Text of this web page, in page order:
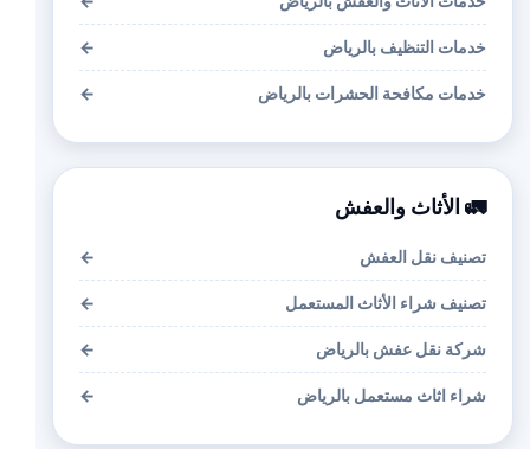
خدمات التنظيف بالرياض ←
خدمات مكافحة الحشرات بالرياض ←
🚛 الأثاث والعفش
تصنيف نقل العفش ←
تصنيف شراء الأثاث المستعمل ←
شركة نقل عفش بالرياض ←
شراء اثاث مستعمل بالرياض ←